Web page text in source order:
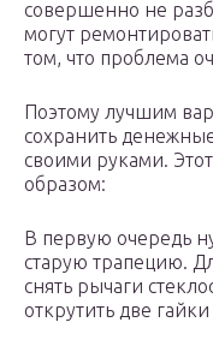
совершенно не
могут
том, что проблема
Поэтому лучшим
сохранить
своими руками.
образом:
В первую очередь
старую трапецию.
снять рычаги
открутить две